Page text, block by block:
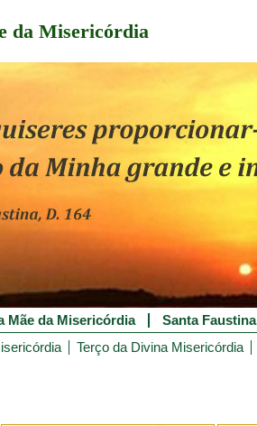
da Misericórdia
Mãe da Misericórdia Santa Faustina
Terço da Divina Misericórdia